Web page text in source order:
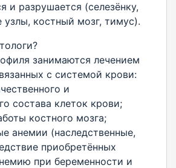
и разрушается (селезёнку,
узлы, костный мозг, тимус).
занимаются лечением
с системой крови:
и
состава клеток крови;
костного мозга;
анемии (наследственные,
приобретённых
при беременности и